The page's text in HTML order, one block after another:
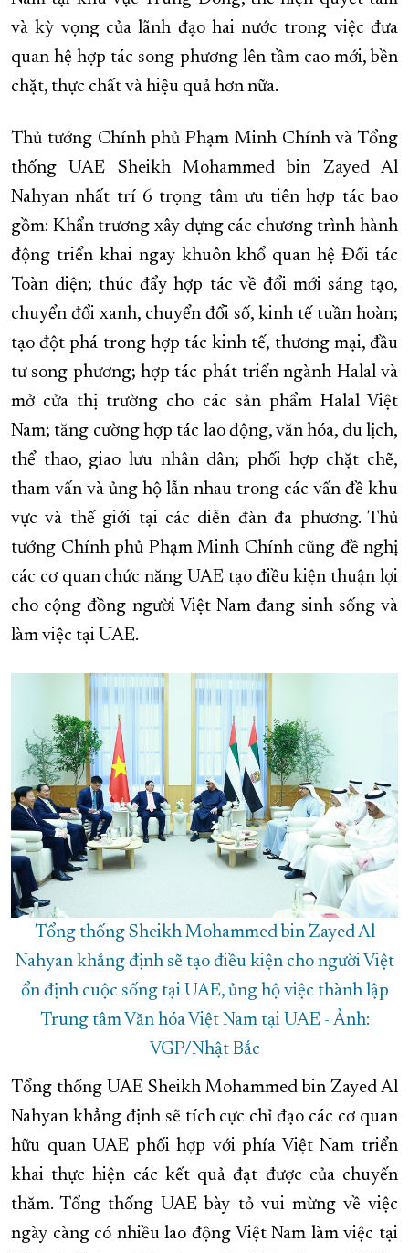
và kỳ vọng của lãnh đạo hai nước trong việc đưa
quan hệ hợp tác song phương lên tầm cao mới, bền
chặt, thực chất và hiệu quả hơn nữa.
Thủ tướng Chính phủ Phạm Minh Chính và Tổng
thống UAE Sheikh Mohammed bin Zayed Al
Nahyan nhất trí 6 trọng tâm ưu tiên hợp tác bao
gồm: Khẩn trương xây dựng các chương trình hành
động triển khai ngay khuôn khổ quan hệ Đối tác
Toàn diện; thúc đẩy hợp tác về đổi mới sáng tạo,
chuyển đổi xanh, chuyển đổi số, kinh tế tuần hoàn;
tạo đột phá trong hợp tác kinh tế, thương mại, đầu
tư song phương; hợp tác phát triển ngành Halal và
mở cửa thị trường cho các sản phẩm Halal Việt
Nam; tăng cường hợp tác lao động, văn hóa, du lịch,
thể thao, giao lưu nhân dân; phối hợp chặt chẽ,
tham vấn và ủng hộ lẫn nhau trong các vấn đề khu
vực và thế giới tại các diễn đàn đa phương. Thủ
tướng Chính phủ Phạm Minh Chính cũng đề nghị
các cơ quan chức năng UAE tạo điều kiện thuận lợi
cho cộng đồng người Việt Nam đang sinh sống và
làm việc tại UAE.
Tổng thống Sheikh Mohammed bin Zayed Al
Nahyan khẳng định sẽ tạo điều kiện cho người Việt
ổn định cuộc sống tại UAE, ủng hộ việc thành lập
Trung tâm Văn hóa Việt Nam tại UAE - Ảnh:
VGP/Nhật Bắc
Tổng thống UAE Sheikh Mohammed bin Zayed Al
Nahyan khẳng định sẽ tích cực chỉ đạo các cơ quan
hữu quan UAE phối hợp với phía Việt Nam triển
khai thực hiện các kết quả đạt được của chuyến
thăm. Tổng thống UAE bày tỏ vui mừng về việc
ngày càng có nhiều lao động Việt Nam làm việc tại